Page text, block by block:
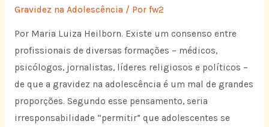
Gravidez na Adolescência/ Por fw2
Por Maria Luiza Heilborn. Existe um consenso entre
profissionais de diversas formações – médicos,
psicólogos, jornalistas, líderes religiosos e políticos –
de que a gravidez na adolescência é um mal de grandes
proporções. Segundo esse pensamento, seria
irresponsabilidade “permitir” que adolescentes se